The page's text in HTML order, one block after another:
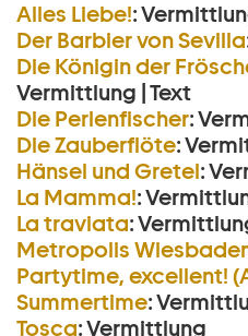
Alles Liebe!:
Der Barbier von Sevilla
Die Königin der
Vermittlung | Text
Die Perlen­fischer:
Die Zauberflöte:
Hänsel und Gretel:
La Mamma!:
La traviata:
Metropolis
Partytime, excellent!
Summertime:
Tosca:Vermittlung